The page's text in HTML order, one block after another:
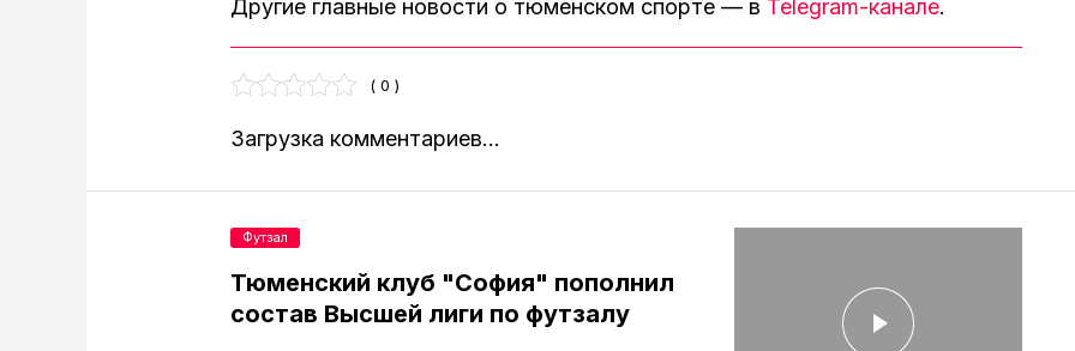
Другие главные новости о тюменском спорте — в Telegram-канале.
( 0 )
Загрузка комментариев...
Тюменский клуб "София" пополнил
состав Высшей лиги по футзалу
Футзал